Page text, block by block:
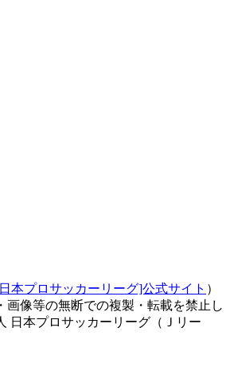
本プロサッカーリーグ]公式サイト ）
画像等の無断での複製・転載を禁止し
日本プロサッカーリーグ（Ｊリー